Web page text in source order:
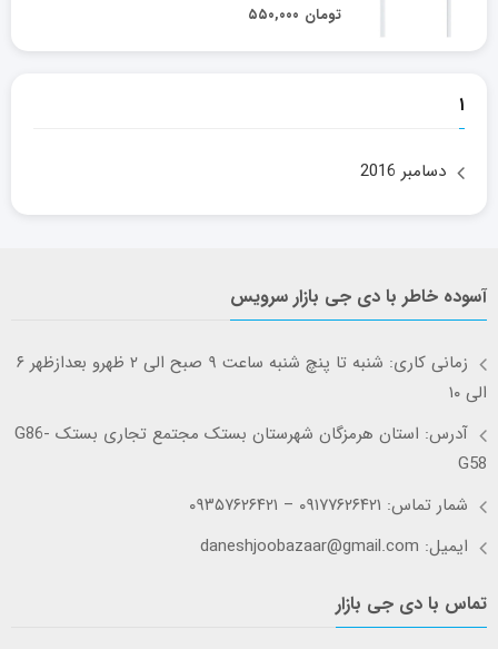
۵۵۰,۰۰۰ تومان
۱
دسامبر 2016
آسوده خاطر با دی جی بازار سرویس
زمانی کاری: شنبه تا پنچ شنبه ساعت ۹ صبح الی ۲ ظهرو بعدازظهر ۶
الی ۱۰
آدرس: استان هرمزگان شهرستان بستک مجتمع تجاری بستک G86-
G58
شمار تماس: ۰۹۱۷۷۶۲۶۴۲۱ – ۰۹۳۵۷۶۲۶۴۲۱
ایمیل: daneshjoobazaar@gmail.com
تماس با دی جی بازار